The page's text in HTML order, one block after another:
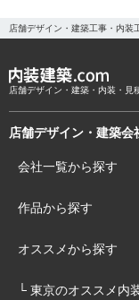
店舗デザイン・建築工事・内装
店舗デザイン・建築・内装・見
店舗デザイン・建築
会社一覧から探す
作品から探す
オススメから探す
└ 東京のオススメ内